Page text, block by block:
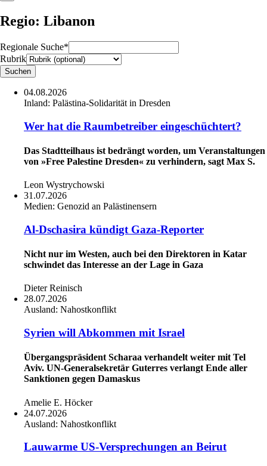
Regio: Libanon
Regionale Suche*
Rubrik
04.08.2026
Inland: Palästina-Solidarität in Dresden
Wer hat die Raumbetreiber eingeschüchtert?
Das Stadtteilhaus ist bedrängt worden, um Veranstaltungen
von »Free Palestine Dresden« zu verhindern, sagt Max S.
Leon Wystrychowski
31.07.2026
Medien: Genozid an Palästinensern
Al-Dschasira kündigt Gaza-Reporter
Nicht nur im Westen, auch bei den Direktoren in Katar
schwindet das Interesse an der Lage in Gaza
Dieter Reinisch
28.07.2026
Ausland: Nahostkonflikt
Syrien will Abkommen mit Israel
Übergangspräsident Scharaa verhandelt weiter mit Tel
Aviv. UN-Generalsekretär Guterres verlangt Ende aller
Sanktionen gegen Damaskus
Amelie E. Höcker
24.07.2026
Ausland: Nahostkonflikt
Lauwarme US-Versprechungen an Beirut